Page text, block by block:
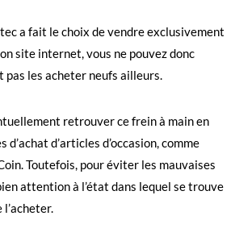
a fait le choix de vendre exclusivement
site internet, vous ne pouvez donc
pas les acheter neufs ailleurs.
retrouver ce frein à main en
d’achat d’articles d’occasion, comme
Toutefois, pour éviter les mauvaises
attention à l’état dans lequel se trouve